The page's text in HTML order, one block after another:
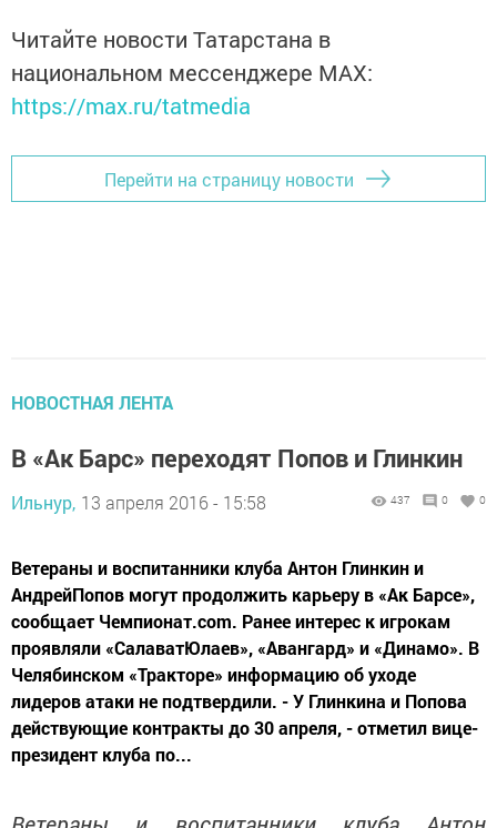
Читайте новости Татарстана в
национальном мессенджере MАХ:
https://max.ru/tatmedia
Перейти на страницу новости
НОВОСТНАЯ ЛЕНТА
В «Ак Барс» переходят Попов и Глинкин
Ильнур, 13 апреля 2016 - 15:58 437 0 0
Ветераны и воспитанники клуба Антон Глинкин и
АндрейПопов могут продолжить карьеру в «Ак Барсе»,
сообщает Чемпионат.com. Ранее интерес к игрокам
проявляли «СалаватЮлаев», «Авангард» и «Динамо». В
Челябинском «Тракторе» информацию об уходе
лидеров атаки не подтвердили. - У Глинкина и Попова
действующие контракты до 30 апреля, - отметил вице-
президент клуба по...